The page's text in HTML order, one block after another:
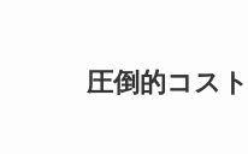
圧倒的コス